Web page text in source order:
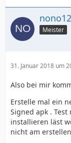
Meister
31. Januar 2018 um
Also bei mir
Erstelle mal ein
Signed apk .
installieren läst
nicht am